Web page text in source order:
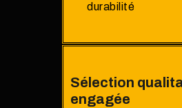
durabilité
Sélection
engagée